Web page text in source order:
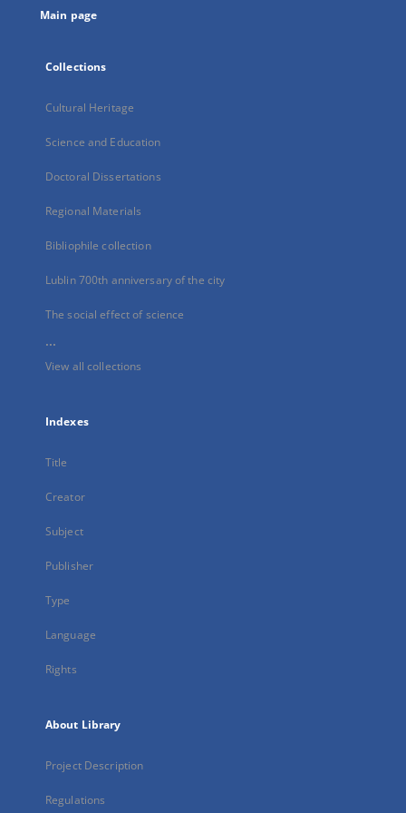
Main page
Collections
Cultural Heritage
Science and Education
Doctoral Dissertations
Regional Materials
Bibliophile collection
Lublin 700th anniversary of the city
The social effect of science
...
View all collections
Indexes
Title
Creator
Subject
Publisher
Type
Language
Rights
About Library
Project Description
Regulations